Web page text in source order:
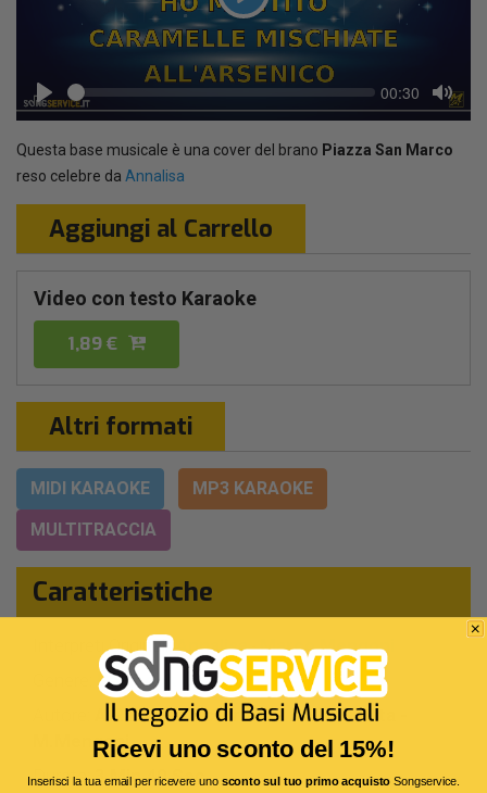
Play
Play
Seek Current
time
00:30
Mute
Questa base musicale è una cover del brano Piazza San Marco
reso celebre da Annalisa
Aggiungi al Carrello
Video con testo Karaoke
1,89 €
Altri formati
MIDI KARAOKE
MP3 KARAOKE
MULTITRACCIA
Caratteristiche
Interpreti Originali:Annalisa-Marco Mengoni
Pop/rock Italiano
A.Raina - A.Scarrone - D.Simonetta -
M.Mengoni
Durata: 3 Min 40 Sec
Ricevi uno sconto del 15%!
Inserisci la tua email per ricevere uno sconto sul tuo primo acquistoSongservice.